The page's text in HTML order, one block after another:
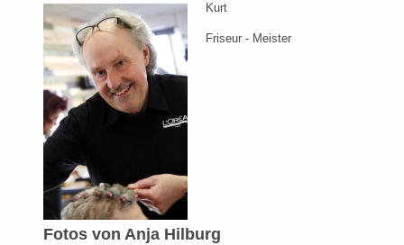
Kurt
Friseur - Meister
Fotos von Anja Hilburg